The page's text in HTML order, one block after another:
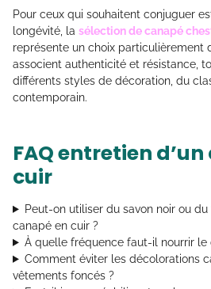
Pour ceux qui souhaitent conjuguer
longévité, la sélection de canapé
représente un choix particulièrement
associent authenticité et résistance,
différents styles de décoration, du
contemporain.
FAQ entretien
cuir
Peut-on utiliser du savon noir ou
canapé en cuir ?
À quelle fréquence faut-il nourrir le
Comment éviter les décolorations
vêtements foncés ?